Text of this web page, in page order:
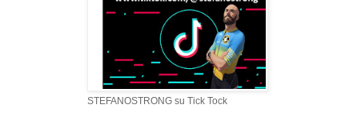
STEFANOSTRONG su Tick Tock